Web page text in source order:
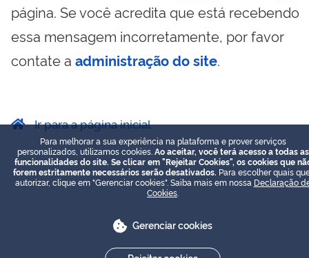
página. Se você acredita que está recebendo
essa mensagem incorretamente, por favor
contate a administração do site.
Ir para a página inicial
Para melhorar a sua experiência na plataforma e prover serviços
personalizados, utilizamos cookies. Ao aceitar, você terá acesso a todas as
funcionalidades do site. Se clicar em "Rejeitar Cookies", os cookies que
forem estritamente necessários serão desativados. Para escolher quais
autorizar, clique em "Gerenciar cookies". Saiba mais em nossa Declaração
Cookies
Gerenciar cookies